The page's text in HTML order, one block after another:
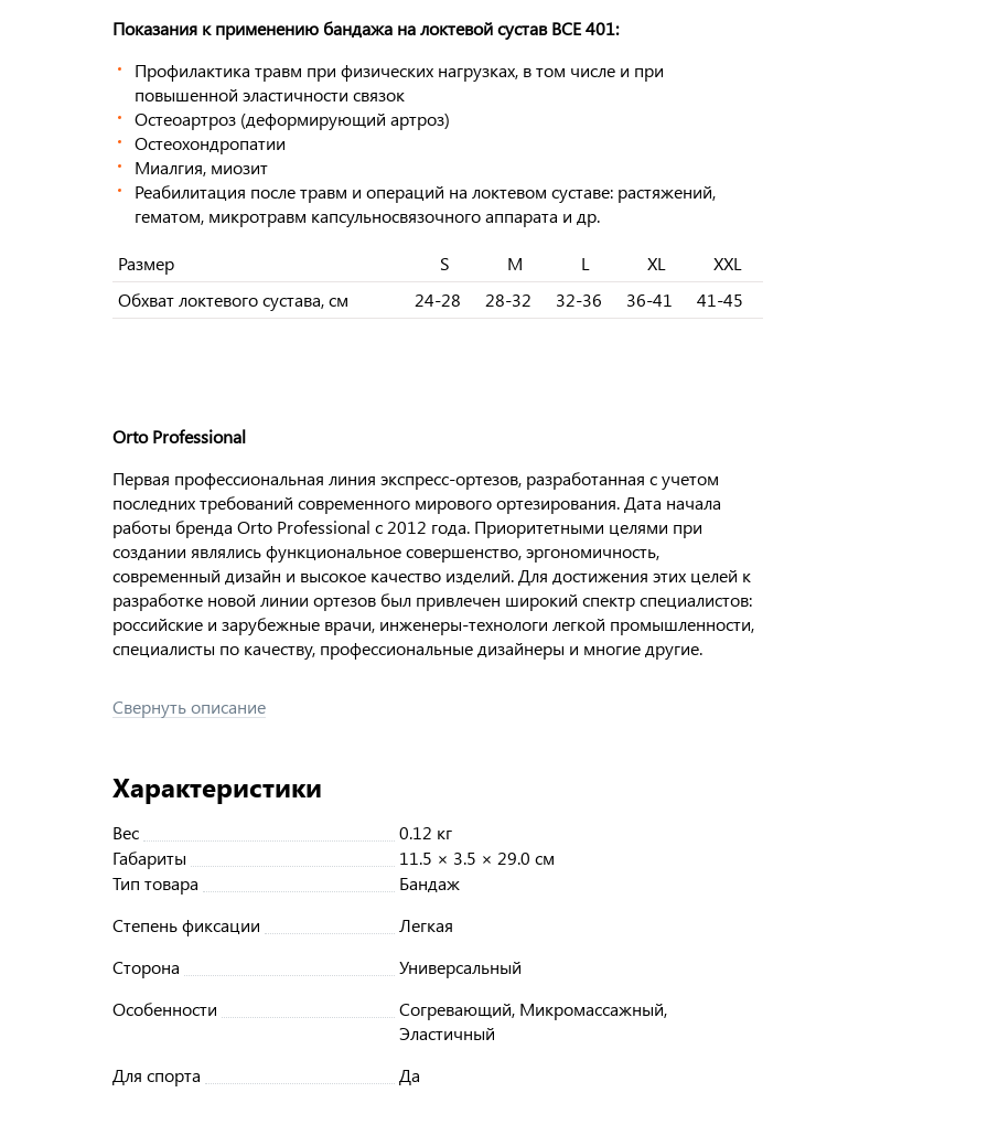
Показания к применению бандажа на локтевой сустав BCE 401:
Профилактика травм при физических нагрузках, в том числе и при
повышенной эластичности связок
Остеоартроз (деформирующий артроз)
Остеохондропатии
Миалгия, миозит
Реабилитация после травм и операций на локтевом суставе: растяжений,
гематом, микротравм капсульносвязочного аппарата и др.
Размер S M L XL
XXL
Обхват локтевого сустава, см
24-28 28-32 32-36 36-41 41-45
Orto Professional
Первая профессиональная линия экспресс-ортезов, разработанная с учетом
последних требований современного мирового ортезирования. Дата начала
работы бренда Orto Professional с 2012 года. Приоритетными целями при
создании являлись функциональное совершенство, эргономичность,
современный дизайн и высокое качество изделий. Для достижения этих целей к
разработке новой линии ортезов был привлечен широкий спектр специалистов:
российские и зарубежные врачи, инженеры-технологи легкой промышленности,
специалисты по качеству, профессиональные дизайнеры и многие другие.
Свернуть описание
Характеристики
Вес
0.12 кг
Габариты
11.5 × 3.5 × 29.0 см
Тип товара
Бандаж
Степень фиксации
Легкая
Сторона
Универсальный
Особенности
Согревающий, Микромассажный,
Эластичный
Для спорта
Да